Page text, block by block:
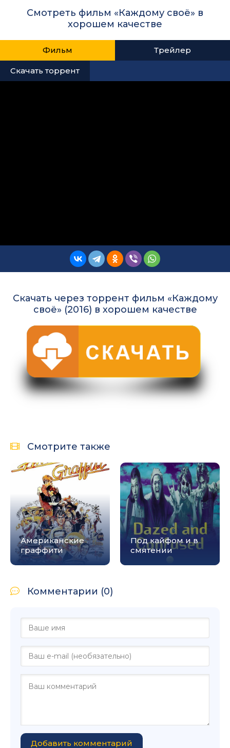
Смотреть фильм «Каждому своё» в
хорошем качестве
Фильм Трейлер
Скачать торрент
Скачать через торрент фильм «Каждому
своё» (2016) в хорошем качестве
Смотрите также
Американские
граффити
Под кайфом и в
смятении
Комментарии (0)
Добавить комментарий